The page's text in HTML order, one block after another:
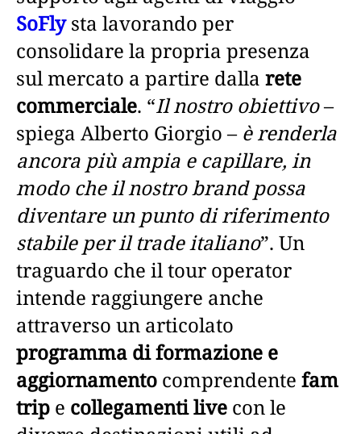
SoFly sta lavorando per
consolidare la propria presenza
sul mercato a partire dalla rete
commerciale. “Il nostro obiettivo–
spiega Alberto Giorgio – è renderla
ancora più ampia e capillare, in
modo che il nostro brand possa
diventare un punto di riferimento
stabile per il trade italiano”. Un
traguardo che il tour operator
intende raggiungere anche
attraverso un articolato
programma di formazione e
aggiornamento comprendente fam
trip e collegamenti live con le